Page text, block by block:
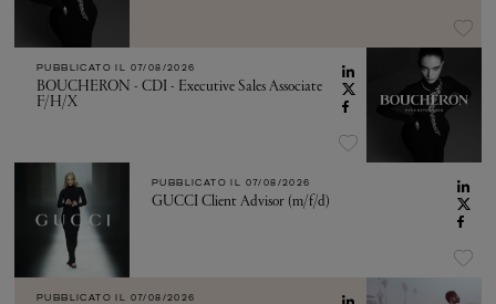
PUBBLICATO IL 07/08/2026
BOUCHERON - CDI - Executive Sales Associate
F/H/X
PUBBLICATO IL 07/08/2026
GUCCI Client Advisor (m/f/d)
PUBBLICATO IL 07/08/2026